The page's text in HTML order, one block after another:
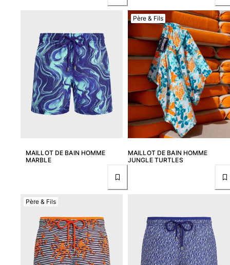
MAILLOT DE BAIN HOMME
MARBLE
MAILLOT DE BAIN HOMME
JUNGLE TURTLES
Père & Fils
Père & Fils